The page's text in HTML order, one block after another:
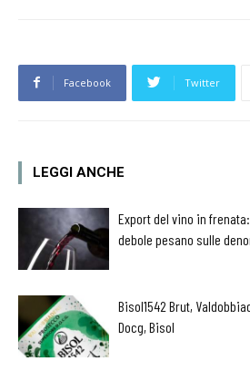
Facebook Twitter
LEGGI ANCHE
Export del vino in
debole pesano sulle
Bisol1542 Brut,
Docg, Bisol